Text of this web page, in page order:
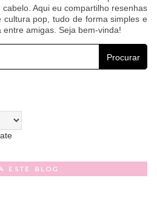
Aqui eu compartilho resenhas
pop, tudo de forma simples e
amigas. Seja bem-vinda!
Procurar
ESTE BLOG